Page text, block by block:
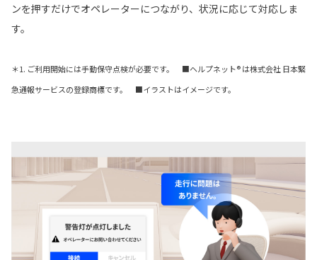
ンを押すだけでオペレーターにつながり、状況に応じて対応しま
す。
＊1. ご利用開始には手動保守点検が必要です。 ■ヘルプネット® は株式会社 日本緊
急通報サービスの登録商標です。 ■イラストはイメージです。